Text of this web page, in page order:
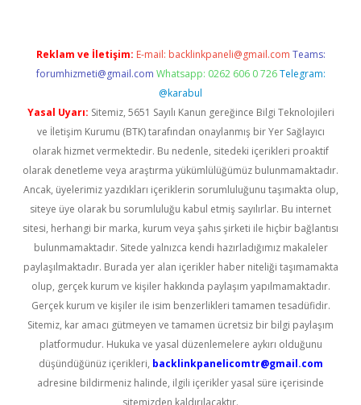
Reklam ve İletişim: E-mail: backlinkpaneli@gmail.com Teams:
forumhizmeti@gmail.com Whatsapp: 0262 606 0 726 Telegram:
@karabul
Yasal Uyarı: Sitemiz, 5651 Sayılı Kanun gereğince Bilgi Teknolojileri
ve İletişim Kurumu (BTK) tarafından onaylanmış bir Yer Sağlayıcı
olarak hizmet vermektedir. Bu nedenle, sitedeki içerikleri proaktif
olarak denetleme veya araştırma yükümlülüğümüz bulunmamaktadır.
Ancak, üyelerimiz yazdıkları içeriklerin sorumluluğunu taşımakta olup,
siteye üye olarak bu sorumluluğu kabul etmiş sayılırlar. Bu internet
sitesi, herhangi bir marka, kurum veya şahıs şirketi ile hiçbir bağlantısı
bulunmamaktadır. Sitede yalnızca kendi hazırladığımız makaleler
paylaşılmaktadır. Burada yer alan içerikler haber niteliği taşımamakta
olup, gerçek kurum ve kişiler hakkında paylaşım yapılmamaktadır.
Gerçek kurum ve kişiler ile isim benzerlikleri tamamen tesadüfidir.
Sitemiz, kar amacı gütmeyen ve tamamen ücretsiz bir bilgi paylaşım
platformudur. Hukuka ve yasal düzenlemelere aykırı olduğunu
düşündüğünüz içerikleri, backlinkpanelicomtr@gmail.com
adresine bildirmeniz halinde, ilgili içerikler yasal süre içerisinde
sitemizden kaldırılacaktır.